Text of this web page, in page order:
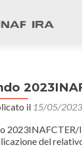
il 15/05/2023
2023INAFCTER/
del